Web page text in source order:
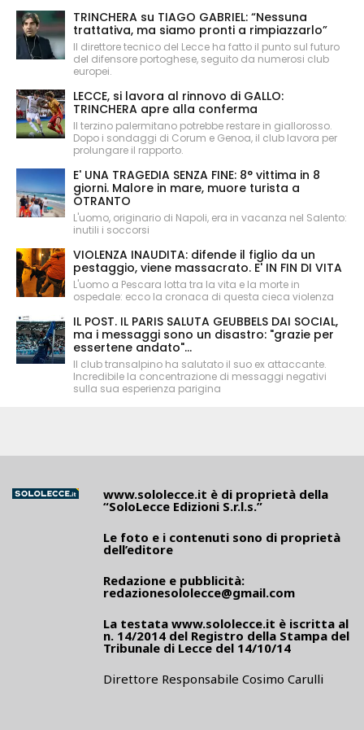
TRINCHERA su TIAGO GABRIEL: “Nessuna
trattativa, ma siamo pronti a rimpiazzarlo”
Il direttore tecnico del Lecce ha fatto il punto sul futuro
del difensore portoghese, seguito da numerosi club
europei.
LECCE, si lavora al rinnovo di GALLO:
TRINCHERA apre alla conferma
Il terzino palermitano potrebbe restare in giallorosso.
Dopo i sondaggi di Corum e Genoa, il club lavora per
prolungare il rapporto.
E' UNA TRAGEDIA SENZA FINE: 8° vittima in 8
giorni. Malore in mare, muore turista a
OTRANTO
L'uomo, originario di Napoli, era in vacanza nel Salento:
inutili i soccorsi
VIOLENZA INAUDITA: difende il figlio da un
pestaggio, viene massacrato. E' IN FIN DI VITA
L'uomo a Pescara lotta tra la vita e la morte in
ospedale: ecco la cronaca di questa cieca violenza
IL POST. IL PARIS SALUTA GEUBBELS DAI SOCIAL,
ma i messaggi sono un disastro: "grazie per
essertene andato"...
Il club transalpino ha salutato il suo ex attaccante.
Incredibile la concentrazione di messaggi negativi
sulla sua esperienza parigina
www.sololecce.it è di proprietà della
“SoloLecce Edizioni S.r.l.s.”
Le foto e i contenuti sono di proprietà
dell’editore
Redazione e pubblicità:
redazionesololecce@gmail.com
La testata www.sololecce.it è iscritta al
n. 14/2014 del Registro della Stampa del
Tribunale di Lecce del 14/10/14
Direttore Responsabile Cosimo Carulli